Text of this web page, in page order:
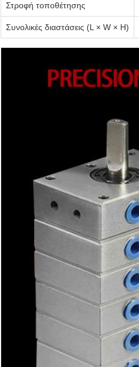
Στροφή τοποθέτησης
Συνολικές διαστάσεις (L × W × H)